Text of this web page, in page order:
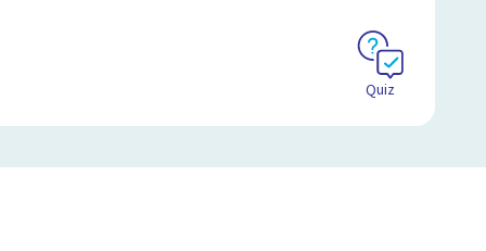
Quiz